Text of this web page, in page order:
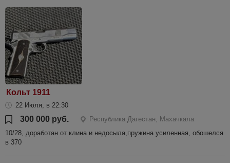
Кольт 1911
22 Июля, в 22:30
300 000 руб.
Республика Дагестан, Махачкала
10/28, доработан от клина и недосыла,пружина усиленная, обошелся
в 370